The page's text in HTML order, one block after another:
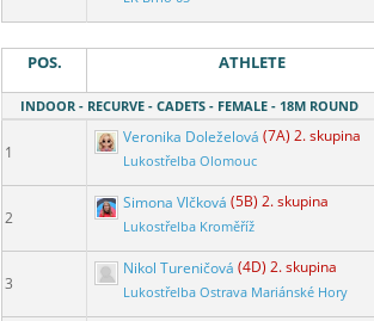
POS. ATHLETE
INDOOR - RECURVE - CADETS - FEMALE - 18M ROUND
1
Veronika Doleželová (7A) 2. skupina
Lukostřelba Olomouc
2
Simona Vlčková (5B) 2. skupina
Lukostřelba Kroměříž
3
Nikol Tureničová (4D) 2. skupina
Lukostřelba Ostrava Mariánské Hory